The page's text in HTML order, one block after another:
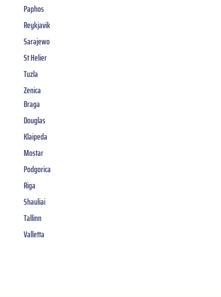
Paphos
Reykjavik
Sarajewo
St Helier
Tuzla
Zenica
Braga
Douglas
Klaipeda
Mostar
Podgorica
Riga
Shauliai
Tallinn
Valletta